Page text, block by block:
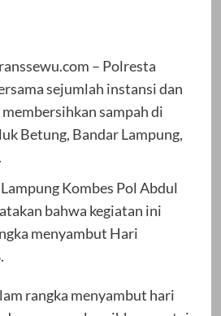
– Polresta
sejumlah instansi dan
sampah di
Betung, Bandar Lampung,
Kombes Pol Abdul
bahwa kegiatan ini
menyambut Hari
rangka menyambut hari